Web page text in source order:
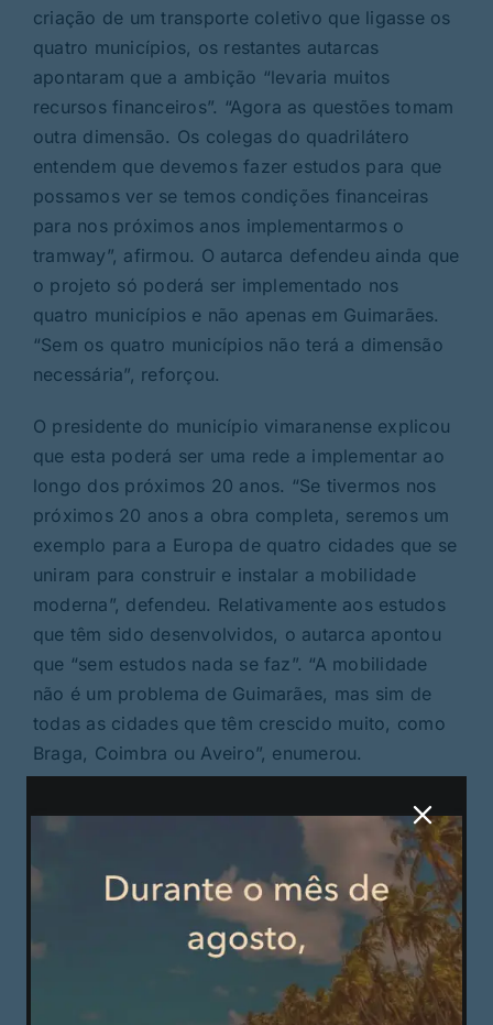
criação de um transporte coletivo que ligasse os
quatro municípios, os restantes autarcas
apontaram que a ambição “levaria muitos
recursos financeiros”. “Agora as questões tomam
outra dimensão. Os colegas do quadrilátero
entendem que devemos fazer estudos para que
possamos ver se temos condições financeiras
para nos próximos anos implementarmos o
tramway”, afirmou. O autarca defendeu ainda que
o projeto só poderá ser implementado nos
quatro municípios e não apenas em Guimarães.
“Sem os quatro municípios não terá a dimensão
necessária”, reforçou.
O presidente do município vimaranense explicou
que esta poderá ser uma rede a implementar ao
longo dos próximos 20 anos. “Se tivermos nos
próximos 20 anos a obra completa, seremos um
exemplo para a Europa de quatro cidades que se
uniram para construir e instalar a mobilidade
moderna”, defendeu. Relativamente aos estudos
que têm sido desenvolvidos, o autarca apontou
que “sem estudos nada se faz”. “A mobilidade
não é um problema de Guimarães, mas sim de
todas as cidades que têm crescido muito, como
Braga, Coimbra ou Aveiro”, enumerou.
No que concerne ao transporte público existente,
Guimarães aguarda aprovação da Entidade
Reguladora relativamente ao Concurso Público
Internacional para a concessão do mesmo. “Se
não vier urgentemente, vou eu a Lisboa buscar
essa autorização para lançar em efetivo. Defini
que pelo menos 50% dos autocarros devem ser
100% elétricos”, frisou.